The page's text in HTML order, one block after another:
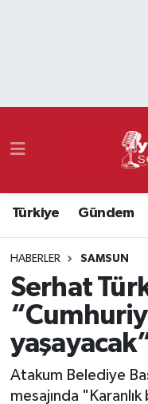
Türkiye Gündem
HABERLER SAMSUN
Serhat
Atakum Belediye
mesajında
Namaz Vakitleri
Süper Lig Puan
Tüm Manşetler
Son Dakika
Haber Arşivi